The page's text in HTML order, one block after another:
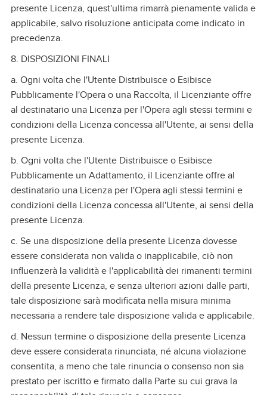
presente Licenza, quest'ultima rimarrà pienamente valida e
applicabile, salvo risoluzione anticipata come indicato in
precedenza.
8. DISPOSIZIONI FINALI
a. Ogni volta che l'Utente Distribuisce o Esibisce
Pubblicamente l'Opera o una Raccolta, il Licenziante offre
al destinatario una Licenza per l'Opera agli stessi termini e
condizioni della Licenza concessa all'Utente, ai sensi della
presente Licenza.
b. Ogni volta che l'Utente Distribuisce o Esibisce
Pubblicamente un Adattamento, il Licenziante offre al
destinatario una Licenza per l'Opera agli stessi termini e
condizioni della Licenza concessa all'Utente, ai sensi della
presente Licenza.
c. Se una disposizione della presente Licenza dovesse
essere considerata non valida o inapplicabile, ciò non
influenzerà la validità e l'applicabilità dei rimanenti termini
della presente Licenza, e senza ulteriori azioni dalle parti,
tale disposizione sarà modificata nella misura minima
necessaria a rendere tale disposizione valida e applicabile.
d. Nessun termine o disposizione della presente Licenza
deve essere considerata rinunciata, né alcuna violazione
consentita, a meno che tale rinuncia o consenso non sia
prestato per iscritto e firmato dalla Parte su cui grava la